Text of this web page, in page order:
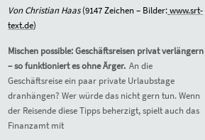
Von Christian Haas (9147Zeichen – Bilder:www.srt-
text.de)
Mischen possible: Geschäftsreisen privat verlängern
– so funktioniert es ohne Ärger. An die
Geschäftsreise ein paar private Urlaubstage
dranhängen? Wer würde das nicht gern tun. Wenn
der Reisende diese Tipps beherzigt, spielt auch das
Finanzamt mit